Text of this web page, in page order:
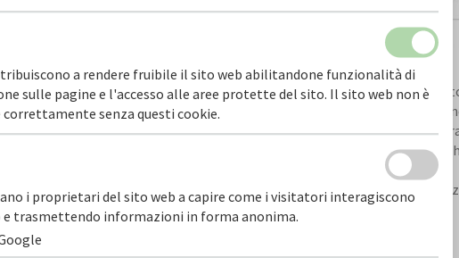
credito diretto Cofidi.it!!!
per il Credito Diretto erogato da COFIDI.IT fino a € 40.000 grazie al
scorso, che ha consentito ai Confidi, “già assegnatari di risorse regionali
di riutilizzarle per il credito diretto" per sostenere le imprese colpite
tantissime richieste e di gran lunga superiori alle risorse
plafond.
a tutte le richieste di credito diretto ricevute anche attraverso
a rendere fruibile il sito web abilitandone funzionalità di
sulle pagine e l'accesso alle aree protette del sito. Il sito web non è
senza questi cookie.
i proprietari del sito web a capire come i visitatori interagiscono
e trasmettendo informazioni in forma anonima.